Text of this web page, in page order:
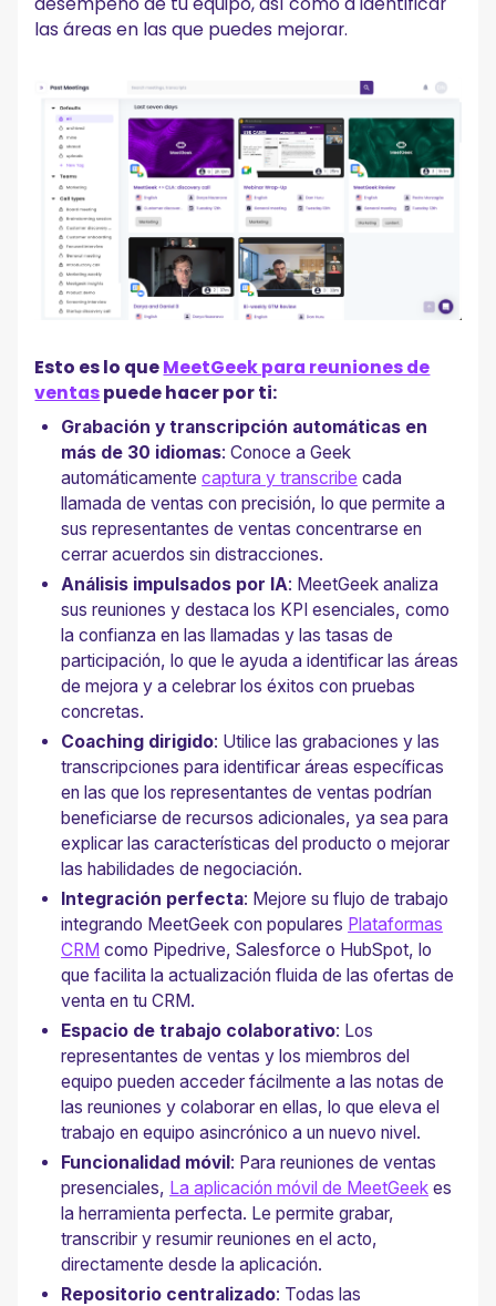
las áreas en las que puedes mejorar.
Esto es lo queMeetGeek para reuniones de
ventaspuede hacer por ti:
Grabación y transcripción automáticas en
más de 30 idiomas: Conoce a Geek
automáticamentecaptura y transcribe cada
llamada de ventas con precisión, lo que permite a
sus representantes de ventas concentrarse en
cerrar acuerdos sin distracciones.
Análisis impulsados por IA: MeetGeek analiza
sus reuniones y destaca los KPI esenciales, como
la confianza en las llamadas y las tasas de
participación, lo que le ayuda a identificar las áreas
de mejora y a celebrar los éxitos con pruebas
concretas.
Coaching dirigido: Utilice las grabaciones y las
transcripciones para identificar áreas específicas
en las que los representantes de ventas podrían
beneficiarse de recursos adicionales, ya sea para
explicar las características del producto o mejorar
las habilidades de negociación.
Integración perfecta: Mejore su flujo de trabajo
integrando MeetGeek con populares Plataformas
CRM como Pipedrive, Salesforce o HubSpot, lo
que facilita la actualización fluida de las ofertas de
venta en tu CRM.
Espacio de trabajo colaborativo: Los
representantes de ventas y los miembros del
equipo pueden acceder fácilmente a las notas de
las reuniones y colaborar en ellas, lo que eleva el
trabajo en equipo asincrónico a un nuevo nivel.
Funcionalidad móvil: Para reuniones de ventas
presenciales, La aplicación móvil de MeetGeek es
la herramienta perfecta. Le permite grabar,
transcribir y resumir reuniones en el acto,
directamente desde la aplicación.
Repositorio centralizado: Todas las